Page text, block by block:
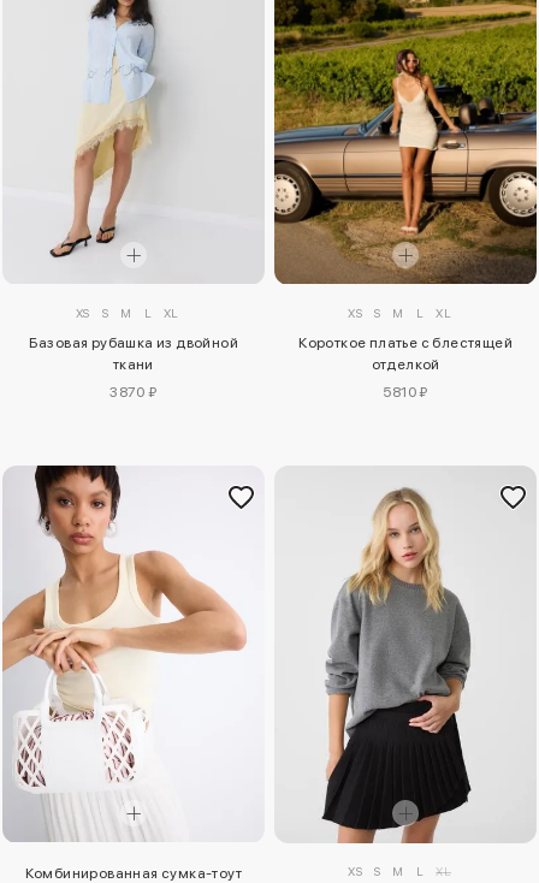
XS S M L XL
Базовая рубашка из двойной
ткани
3870 ₽
XS S M L XL
Короткое платье с блестящей
отделкой
5810 ₽
Комбинированная сумка-тоут
XS S M L XL